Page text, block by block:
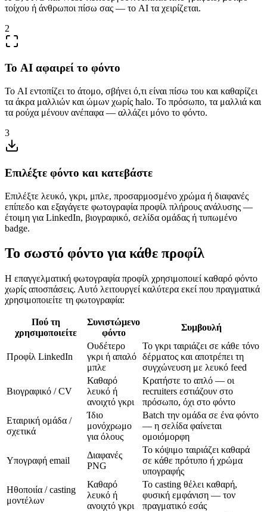
τοίχου ή άνθρωποι πίσω σας — το AI τα χειρίζεται.
2
Το AI αφαιρεί το φόντο
Το AI εντοπίζει το άτομο, σβήνει ό,τι είναι πίσω του και καθαρίζει
τα άκρα μαλλιών και ώμων χωρίς halo. Το πρόσωπο, τα μαλλιά και
τα ρούχα μένουν ανέπαφα — αλλάζει μόνο το φόντο.
3
Επιλέξτε φόντο και κατεβάστε
Επιλέξτε λευκό, γκρι, μπλε, προσαρμοσμένο χρώμα ή διαφανές
επίπεδο και εξαγάγετε φωτογραφία προφίλ πλήρους ανάλυσης —
έτοιμη για LinkedIn, βιογραφικό, σελίδα ομάδας ή τυπωμένο
badge.
Το σωστό φόντο για κάθε προφίλ
Η επαγγελματική φωτογραφία προφίλ χρησιμοποιεί καθαρό φόντο
χωρίς αποσπάσεις. Αυτό λειτουργεί καλύτερα εκεί που πραγματικά
χρησιμοποιείτε τη φωτογραφία:
Πού τη
χρησιμοποιείτε
Συνιστώμενο
φόντο
Συμβουλή
Προφίλ LinkedIn
Ουδέτερο
γκρι ή απαλό
μπλε
Το γκρι ταιριάζει σε κάθε τόνο
δέρματος και αποτρέπει τη
συγχώνευση με λευκό feed
Βιογραφικό / CV
Καθαρό
λευκό ή
ανοιχτό γκρι
Κρατήστε το απλό — οι
recruiters εστιάζουν στο
πρόσωπο, όχι στο φόντο
Εταιρική ομάδα /
σχετικά
Ίδιο
μονόχρωμο
για όλους
Batch την ομάδα σε ένα φόντο
— η σελίδα φαίνεται
ομοιόμορφη
Υπογραφή email
Διαφανές
PNG
Το κόψιμο ταιριάζει καθαρά
σε κάθε πρότυπο ή χρώμα
υπογραφής
Ηθοποιία / casting
μοντέλων
Καθαρό
λευκό ή
ανοιχτό γκρι
Το casting θέλει καθαρή,
φυσική εμφάνιση — τον
πραγματικό εσάς